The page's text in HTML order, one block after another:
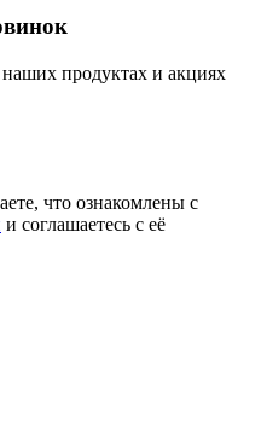
продуктах и акциях
что ознакомлены с
и соглашаетесь с её